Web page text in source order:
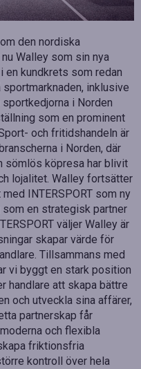
den nordiska
Walley som sin nya
en kundkrets som redan
inklusive
i Norden
som en prominent
och fritidshandeln är
i Norden, där
sömlös köpresa har blivit
lojalitet. Walley fortsätter
INTERSPORT som ny
en strategisk partner
väljer Walley är
skapar värde för
Tillsammans med
vi byggt en stark position
handlare att skapa bättre
och utveckla sina affärer,
partnerskap får
och flexibla
friktionsfria
kontroll över hela